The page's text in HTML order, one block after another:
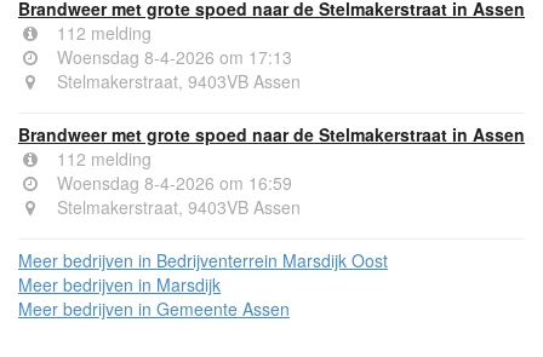
Brandweer met grote spoed naar de Stelmakerstraat in Assen
112 melding
Woensdag 8-4-2026 om 17:13
Stelmakerstraat, 9403VB Assen
Brandweer met grote spoed naar de Stelmakerstraat in Assen
112 melding
Woensdag 8-4-2026 om 16:59
Stelmakerstraat, 9403VB Assen
Meer bedrijven in Bedrijventerrein Marsdijk Oost
Meer bedrijven in Marsdijk
Meer bedrijven in Gemeente Assen